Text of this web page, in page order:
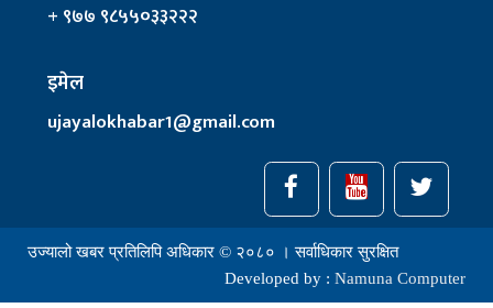
+ ९७७ ९८५५०३३२२२
इमेल
ujayalokhabar1@gmail.com
उज्यालो खबर प्रतिलिपि अधिकार © २०८० । सर्वाधिकार सुरक्षित
Developed by : Namuna Computer